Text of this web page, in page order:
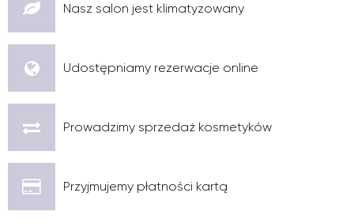
Nasz salon jest klimatyzowany
Udostępniamy rezerwacje online
Prowadzimy sprzedaż kosmetyków
Przyjmujemy płatności kartą